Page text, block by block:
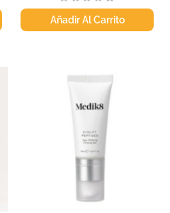
Añadir Al Carrito